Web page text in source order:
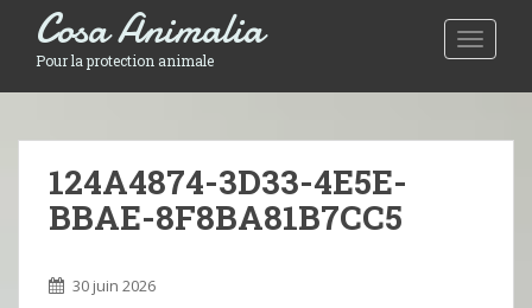
Toggle
Cosa Animalia
Pour la protection animale
124A4874-3D33-4E5E-
BBAE-8F8BA81B7CC5
30 juin 2026